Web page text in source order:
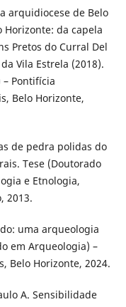
arquidiocese de Belo
da capela
Pretos do Curral Del
Vila Estrela (2018).
– Pontifícia
Belo Horizonte,
de pedra polidas do
Tese (Doutorado
e Etnologia,
2013.
uma arqueologia
em Arqueologia) –
Belo Horizonte, 2024.
A. Sensibilidade